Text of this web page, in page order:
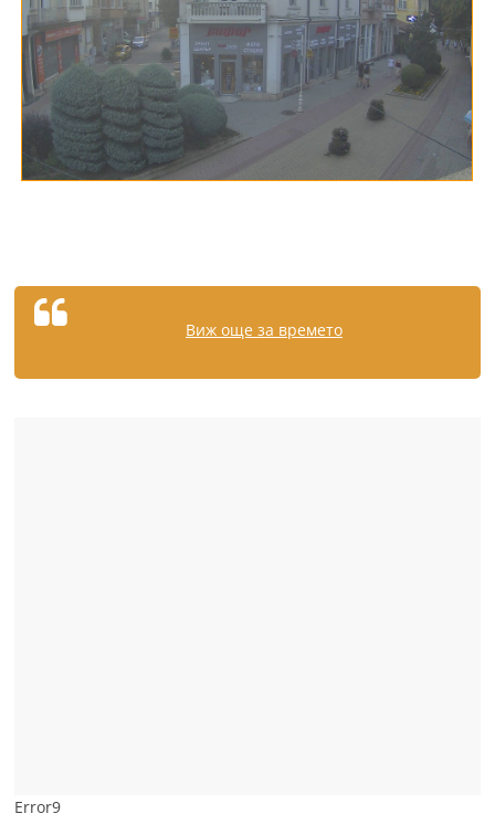
Виж още за времето
Error9